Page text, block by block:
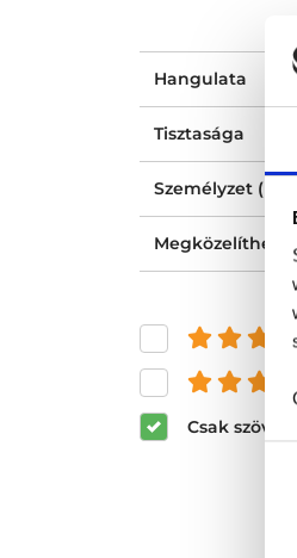
Hangulata
Tisztasága
Személyzet
Csak